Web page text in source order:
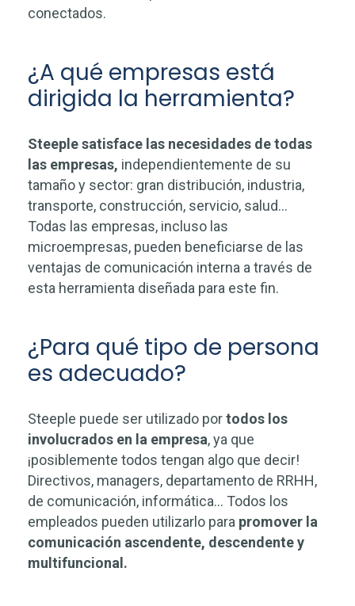
conectados.
¿A qué empresas está
dirigida la herramienta?
Steeple satisface las necesidades de todas
las empresas, independientemente de su
tamaño y sector: gran distribución, industria,
transporte, construcción, servicio, salud…
Todas las empresas, incluso las
microempresas, pueden beneficiarse de las
ventajas de comunicación interna a través de
esta herramienta diseñada para este fin.
¿Para qué tipo de persona
es adecuado?
Steeple puede ser utilizado portodos los
involucrados en la empresa, ya que
¡posiblemente todos tengan algo que decir!
Directivos, managers, departamento de RRHH,
de comunicación, informática… Todos los
empleados pueden utilizarlo para promover la
comunicación ascendente, descendente y
multifuncional.